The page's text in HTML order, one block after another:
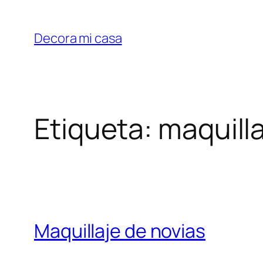
contenido
Decora mi casa
Etiqueta:
Maquillaje de novias